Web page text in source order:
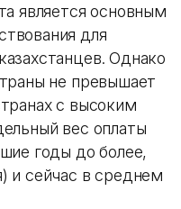
является основным
для
Однако
не превышает
с высоким
вес оплаты
годы до более,
и сейчас в среднем